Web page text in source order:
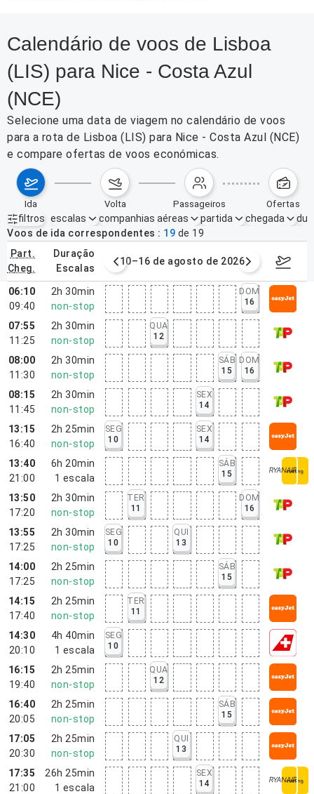
Calendário de voos de Lisboa
(LIS) para Nice - Costa Azul
(NCE)
Selecione uma data de viagem no calendário de voos
para a rota de Lisboa (LIS) para Nice - Costa Azul (NCE)
e compare ofertas de voos económicas.
ida volta passageiros ofertas
filtros
Filtros ativos nenhum
escalas companhias aéreas partida chegada
Voos de ida correspondentes
19 de 19
part.
cheg.
duração
escalas
agosto de 2026 10–16 de agosto de 2026 17–23
06:10
09:40
2h 30min
non-stop
DOM
16
07:55
11:25
2h 30min
non-stop
QUA
12
08:00
11:30
2h 30min
non-stop
SÁB
15
DOM
16
08:15
11:45
2h 30min
non-stop
SEX
14
13:15
16:40
2h 25min
non-stop
SEG
10
SEX
14
13:40
21:00
6h 20min
1 escala
SÁB
15
13:50
17:20
2h 30min
non-stop
TER
11
DOM
16
13:55
17:25
2h 30min
non-stop
SEG
10
QUI
13
14:00
17:25
2h 25min
non-stop
SÁB
15
14:15
17:40
2h 25min
non-stop
TER
11
14:30
20:10
4h 40min
1 escala
SEG
10
16:15
19:40
2h 25min
non-stop
QUA
12
16:40
20:05
2h 25min
non-stop
SÁB
15
17:05
20:30
2h 25min
non-stop
QUI
13
17:35
21:00
26h 25min
1 escala
SEX
14